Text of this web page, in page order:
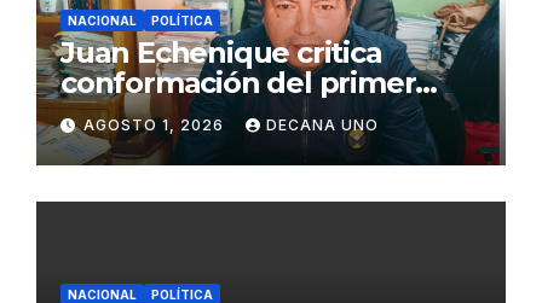
NACIONAL POLÍTICA
Juan Echenique critica
conformación del primer
gabinete ministerial de Keiko
Fujimori
AGOSTO 1, 2026 DECANA UNO
NACIONAL POLÍTICA